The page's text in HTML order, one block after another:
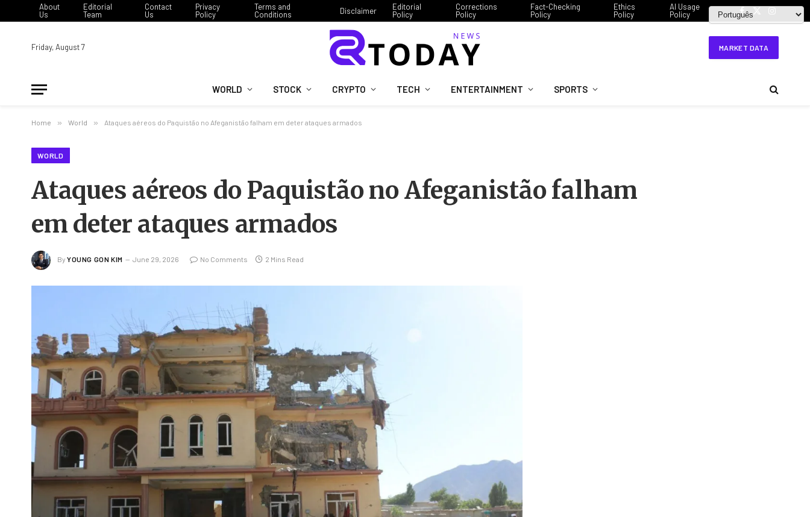
About
Us
Editorial
Team
Contact
Us
Privacy
Policy
Terms and
Conditions
Disclaimer
Editorial
Policy
Corrections
Policy
Fact-Checking
Policy
Ethics
Policy
AI Usage
Policy
Facebook
X
Instagram
Friday, August 7 MARKET DATA
WORLD STOCK CRYPTO TECH ENTERTAINMENT SPORTS
Home » World » Ataques aéreos do Paquistão no Afeganistão falham em deter ataques armados
WORLD
Ataques aéreos do Paquistão no Afeganistão falham
em deter ataques armados
By YOUNG GON KIM June 29, 2026 No Comments 2 Mins Read